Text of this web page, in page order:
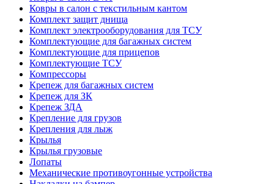
Ковры в салон с текстильным кантом
Комплект защит днища
Комплект электрооборудования для ТСУ
Комплектующие для багажных систем
Комплектующие для прицепов
Комплектующие ТСУ
Компрессоры
Крепеж для багажных систем
Крепеж для ЗК
Крепеж ЗДА
Крепление для грузов
Крепления для лыж
Крылья
Крылья грузовые
Лопаты
Механические противоугонные устройства